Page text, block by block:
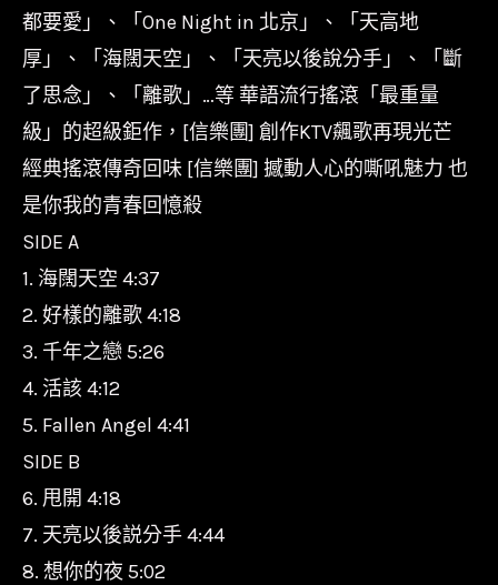
數
量
都要愛」、「One Night in 北京」、「天高地
厚」、「海闊天空」、「天亮以後說分手」、「斷
了思念」、「離歌」…等 華語流行搖滾「最重量
級」的超級鉅作，[信樂團] 創作KTV飆歌再現光芒
經典搖滾傳奇回味 [信樂團] 撼動人心的嘶吼魅力 也
是你我的青春回憶殺
SIDE A
1. 海闊天空 4:37
2. 好樣的離歌 4:18
3. 千年之戀 5:26
4. 活該 4:12
5. Fallen Angel 4:41
SIDE B
6. 甩開 4:18
7. 天亮以後説分手 4:44
8. 想你的夜 5:02